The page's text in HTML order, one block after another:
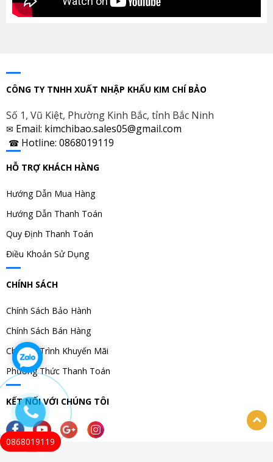
CÔNG TY TNHH XUẤT NHẬP KHẨU KIM CHÍ BẢO
Số 1, Vũ Kiệt, Phường Kinh Bắc, tỉnh Bắc Ninh
✉ Email: kimchibao.sales05@gmail.com
☎ Hotline: 0868019119
HỖ TRỢ KHÁCH HÀNG
Hướng Dẫn Mua Hàng
Hướng Dẫn Thanh Toán
Quy Định Thanh Toán
Điều Khoản Sử Dụng
CHÍNH SÁCH
Chính Sách Bảo Hành
Chính Sách Bán Hàng
Chương Trình Khuyến Mãi
Phương Thức Thanh Toán
KẾT NỐI VỚI CHÚNG TÔI
0868019119